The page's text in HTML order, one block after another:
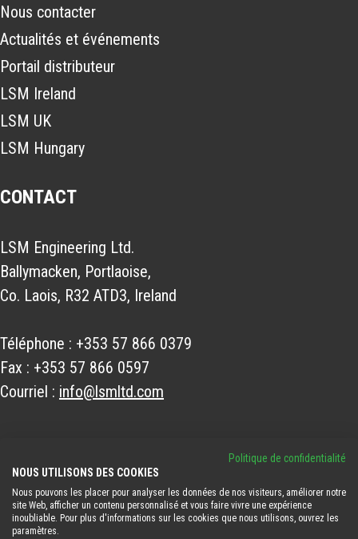
Nous contacter
Actualités et événements
Portail distributeur
LSM Ireland
LSM UK
LSM Hungary
CONTACT
LSM Engineering Ltd.
Ballymacken, Portlaoise,
Co. Laois, R32 ATD3, Ireland
Téléphone : +353 57 866 0379
Fax : +353 57 866 0597
Courriel : info@lsmltd.com
NOUS SUIVRE
Politique de confidentialité
NOUS UTILISONS DES COOKIES
Nous pouvons les placer pour analyser les données de nos visiteurs, améliorer notre
site Web, afficher un contenu personnalisé et vous faire vivre une expérience
inoubliable. Pour plus d'informations sur les cookies que nous utilisons, ouvrez les
paramètres.